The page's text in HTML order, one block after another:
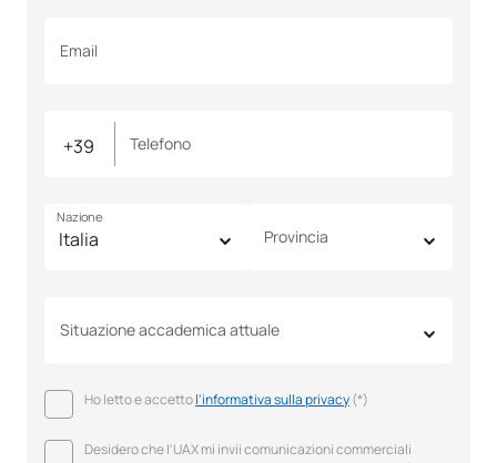
Email
Telefono
Nazione
Provincia
Situazione accademica attuale
Ho letto e accettol'informativa sulla privacy(*)
Desidero che l'UAX mi invii comunicazioni commerciali